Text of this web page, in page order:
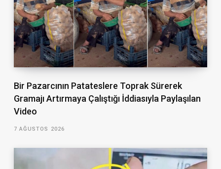
Bir Pazarcının Patateslere Toprak Sürerek
Gramajı Artırmaya Çalıştığı İddiasıyla Paylaşılan
Video
7 AĞUSTOS 2026